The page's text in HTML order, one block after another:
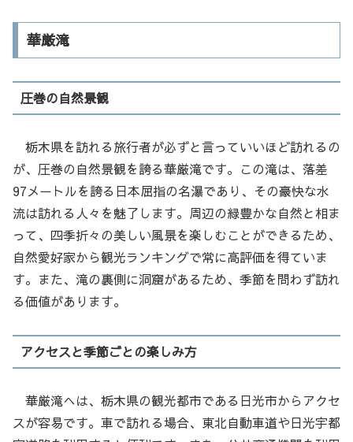
華厳滝
圧巻の自然景観
栃木県を訪れる旅行者が必ずと言っていいほど訪れるの
が、圧巻の自然景観を誇る華厳滝です。この滝は、落差
97メートルを誇る日本屈指の名瀑であり、その豪快な水
流は訪れる人々を魅了します。周辺の緑豊かな自然と相ま
って、四季折々の美しい風景を楽しむことができるため、
自然愛好家から観光ランキングで常に高評価を得ていま
す。また、滝の裏側に洞窟があるため、季節を問わず訪れ
る価値があります。
アクセスと季節ごとの楽しみ方
華厳滝へは、栃木県の観光都市である日光市からアクセ
スが容易です。車で訪れる場合、東北自動車道や日光宇都